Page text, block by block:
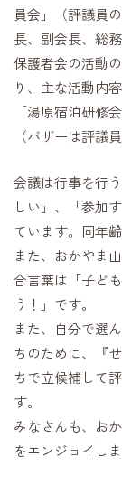
員会」（評議員
長、副会長、総
保護者会の活動
り、主な活動内
「湯原宿泊研修
（バザーは評議
会議は行事を行
しい」、「参加
ています。同年
また、おかやま
合言葉は「子ど
う！」です。
また、自分で選
ちのために、『
ちで立候補して
す。
みなさんも、お
をエンジョイし